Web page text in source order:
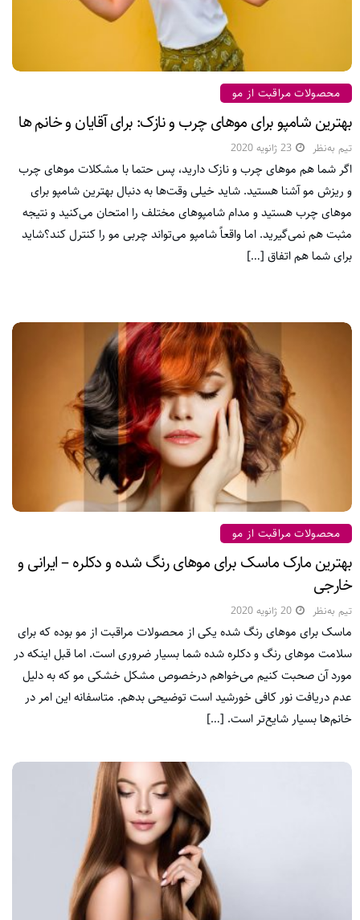
محصولات مراقبت از مو
بهترین شامپو برای موهای چرب و نازک: برای آقایان و خانم ها
تیم به‌نظر 23 ژانویه 2020
اگر شما هم موهای چرب و نازک دارید، پس حتما با مشکلات موهای چرب
و ریزش مو آشنا هستید. شاید خیلی وقت‌ها به دنبال بهترین شامپو برای
موهای چرب هستید و مدام شامپوهای مختلف را امتحان می‌کنید و نتیجه
مثبت هم نمی‌گیرید. اما واقعاً شامپو می‌تواند چربی مو را کنترل کند؟شاید
برای شما هم اتفاق […]
محصولات مراقبت از مو
بهترین مارک ماسک برای موهای رنگ شده و دکلره – ایرانی و
خارجی
تیم به‌نظر 20 ژانویه 2020
ماسک برای موهای رنگ شده یکی از محصولات مراقبت از مو بوده که برای
سلامت موهای رنگ و دکلره شده شما بسیار ضروری است. اما قبل اینکه در
مورد آن صحبت کنیم می‌خواهم درخصوص مشکل خشکی مو که به دلیل
عدم دریافت نور کافی خورشید است توضیحی بدهم. متاسفانه این امر در
خانم‌ها بسیار شایع‌تر است. […]